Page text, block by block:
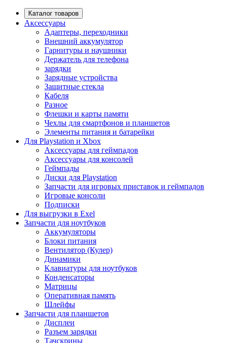
Каталог товаров
Аксессуары
Адаптеры, переходники
Внешний аккумулятор
Гарнитуры и наушники
Держатель для телефона
зарядки
Зарядные устройства
Защитные стекла
Кабеля
Разное
Флешки и карты памяти
Чехлы для смартфонов и планшетов
Элементы питания и батарейки
Для Playstation и Xbox
Аксессуары для геймпадов
Аксессуары для консолей
Геймпады
Диски для Playstation
Запчасти для игровых приставок и геймпадов
Игровые консоли
Подписки
Для выгрузки в Exel
Запчасти для ноутбуков
Аккумуляторы
Блоки питания
Вентилятор (Кулер)
Динамики
Клавиатуры для ноутбуков
Конденсаторы
Матрицы
Оперативная память
Шлейфы
Запчасти для планшетов
Дисплеи
Разъем зарядки
Тачскрины